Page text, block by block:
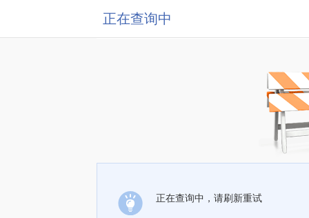
正在查询中
正在查询中，请刷新重试